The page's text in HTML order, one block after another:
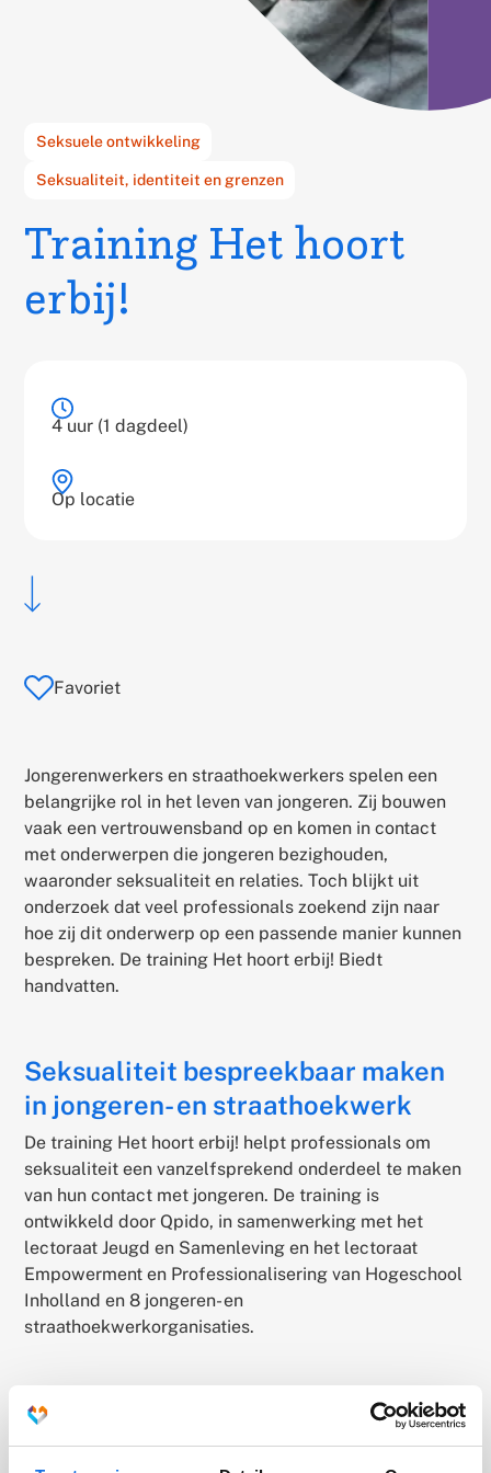
Training Het hoort
erbij!
Gerelateerd
Seksuele ontwikkeling
Seksualiteit, identiteit en grenzen
Training
information
Training
duration
4 uur (1 dagdeel)
Training
location:
Op locatie
Favoriet
Jongerenwerkers en straathoekwerkers spelen een
belangrijke rol in het leven van jongeren. Zij bouwen
vaak een vertrouwensband op en komen in contact
met onderwerpen die jongeren bezighouden,
waaronder seksualiteit en relaties. Toch blijkt uit
onderzoek dat veel professionals zoekend zijn naar
hoe zij dit onderwerp op een passende manier kunnen
bespreken. De training Het hoort erbij! Biedt
handvatten.
Seksualiteit bespreekbaar maken
in jongeren- en straathoekwerk
De training Het hoort erbij! helpt professionals om
seksualiteit een vanzelfsprekend onderdeel te maken
van hun contact met jongeren. De training is
ontwikkeld door Qpido, in samenwerking met het
lectoraat Jeugd en Samenleving en het lectoraat
Empowerment en Professionalisering van Hogeschool
Inholland en 8 jongeren- en
straathoekwerkorganisaties.